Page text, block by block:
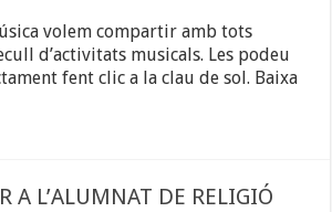
MUSICALS
PER
A
EDUCACIÓ
volem compartir amb tots
d’activitats musicals. Les podeu
fent clic a la clau de sol. Baixa
A L’ALUMNAT DE RELIGIÓ